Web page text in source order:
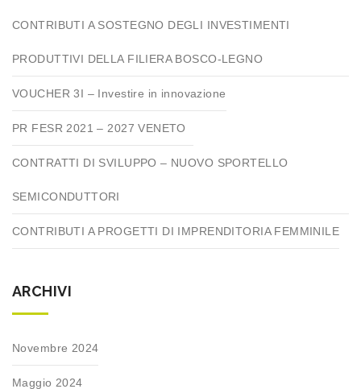
CONTRIBUTI A SOSTEGNO DEGLI INVESTIMENTI
PRODUTTIVI DELLA FILIERA BOSCO-LEGNO
VOUCHER 3I – Investire in innovazione
PR FESR 2021 – 2027 VENETO
CONTRATTI DI SVILUPPO – NUOVO SPORTELLO
SEMICONDUTTORI
CONTRIBUTI A PROGETTI DI IMPRENDITORIA FEMMINILE
ARCHIVI
Novembre 2024
Maggio 2024